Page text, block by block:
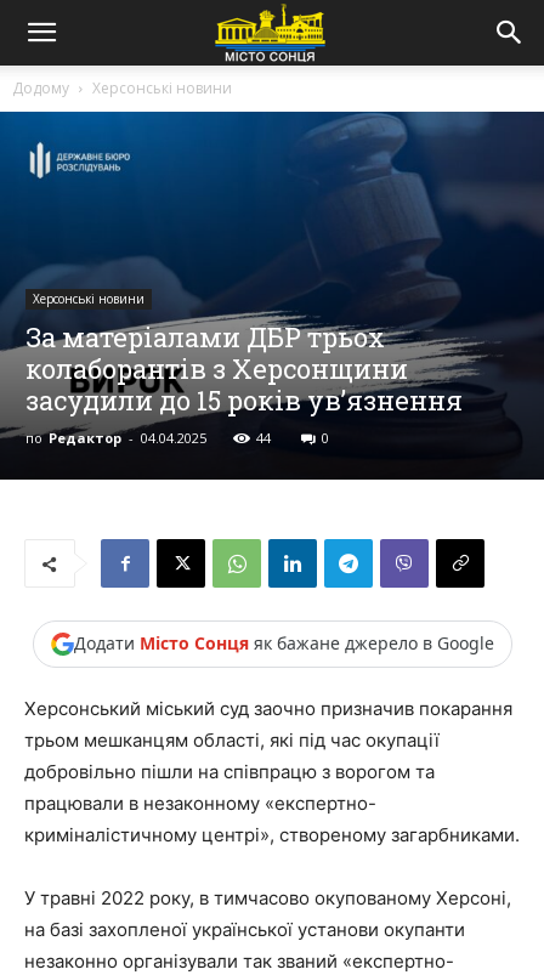
Додому Херсонські новини
Херсонські новини
За матеріалами ДБР трьох
колаборантів з Херсонщини
засудили до 15 років ув’язнення
по Редактор - 04.04.2025 44 0
Додати Місто Сонцяяк бажане джерело в Google
Херсонський міський суд заочно призначив покарання
трьом мешканцям області, які під час окупації
добровільно пішли на співпрацю з ворогом та
працювали в незаконному «експертно-
криміналістичному центрі», створеному загарбниками.
У травні 2022 року, в тимчасово окупованому Херсоні,
на базі захопленої української установи окупанти
незаконно організували так званий «експертно-